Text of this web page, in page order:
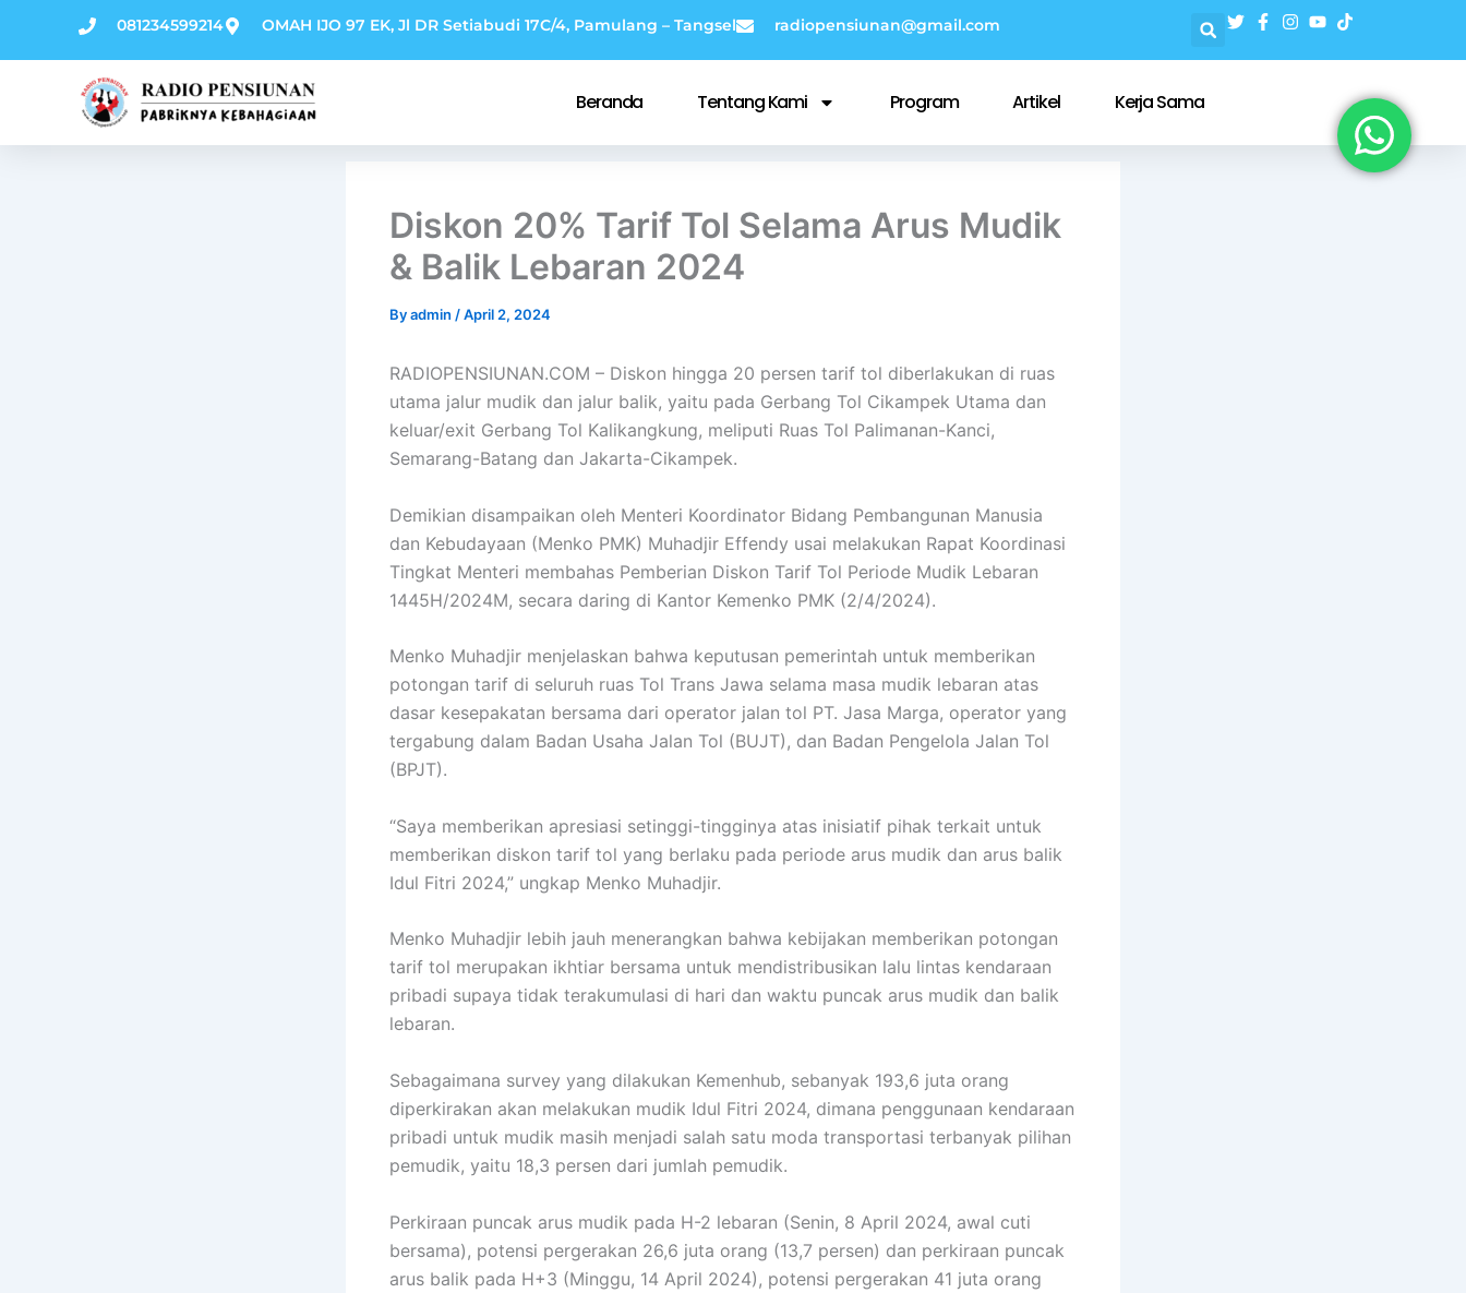
081234599214 OMAH IJO 97 EK, Jl DR Setiabudi 17C/4, Pamulang – Tangsel radiopensiunan@gmail.com
Beranda Tentang Kami Program Artikel Kerja Sama
Diskon 20% Tarif Tol Selama Arus Mudik
& Balik Lebaran 2024
Byadmin /April 2, 2024
RADIOPENSIUNAN.COM – Diskon hingga 20 persen tarif tol diberlakukan di ruas
utama jalur mudik dan jalur balik, yaitu pada Gerbang Tol Cikampek Utama dan
keluar/exit Gerbang Tol Kalikangkung, meliputi Ruas Tol Palimanan-Kanci,
Semarang-Batang dan Jakarta-Cikampek.
Demikian disampaikan oleh Menteri Koordinator Bidang Pembangunan Manusia
dan Kebudayaan (Menko PMK) Muhadjir Effendy usai melakukan Rapat Koordinasi
Tingkat Menteri membahas Pemberian Diskon Tarif Tol Periode Mudik Lebaran
1445H/2024M, secara daring di Kantor Kemenko PMK (2/4/2024).
Menko Muhadjir menjelaskan bahwa keputusan pemerintah untuk memberikan
potongan tarif di seluruh ruas Tol Trans Jawa selama masa mudik lebaran atas
dasar kesepakatan bersama dari operator jalan tol PT. Jasa Marga, operator yang
tergabung dalam Badan Usaha Jalan Tol (BUJT), dan Badan Pengelola Jalan Tol
(BPJT).
“Saya memberikan apresiasi setinggi-tingginya atas inisiatif pihak terkait untuk
memberikan diskon tarif tol yang berlaku pada periode arus mudik dan arus balik
Idul Fitri 2024,” ungkap Menko Muhadjir.
Menko Muhadjir lebih jauh menerangkan bahwa kebijakan memberikan potongan
tarif tol merupakan ikhtiar bersama untuk mendistribusikan lalu lintas kendaraan
pribadi supaya tidak terakumulasi di hari dan waktu puncak arus mudik dan balik
lebaran.
Sebagaimana survey yang dilakukan Kemenhub, sebanyak 193,6 juta orang
diperkirakan akan melakukan mudik Idul Fitri 2024, dimana penggunaan kendaraan
pribadi untuk mudik masih menjadi salah satu moda transportasi terbanyak pilihan
pemudik, yaitu 18,3 persen dari jumlah pemudik.
Perkiraan puncak arus mudik pada H-2 lebaran (Senin, 8 April 2024, awal cuti
bersama), potensi pergerakan 26,6 juta orang (13,7 persen) dan perkiraan puncak
arus balik pada H+3 (Minggu, 14 April 2024), potensi pergerakan 41 juta orang